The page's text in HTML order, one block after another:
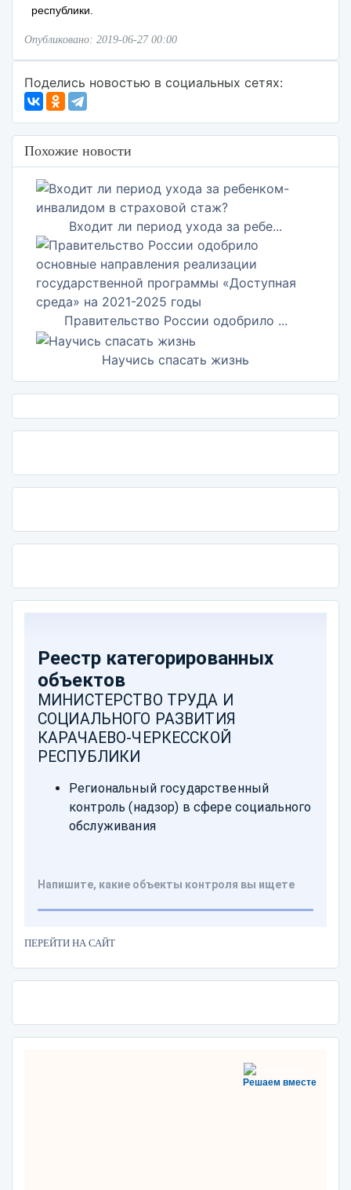
республики.
Опубликовано: 2019-06-27 00:00
Поделись новостью в социальных сетях:
Похожие новости
Входит ли период ухода за ребе...
Правительство России одобрило ...
Научись спасать жизнь
ПЕРЕЙТИ НА САЙТ
Решаем вместе